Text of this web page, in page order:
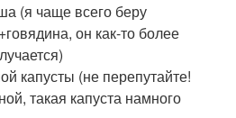
(я чаще всего беру
он как-то более
капусты (не перепутайте!
такая капуста намного